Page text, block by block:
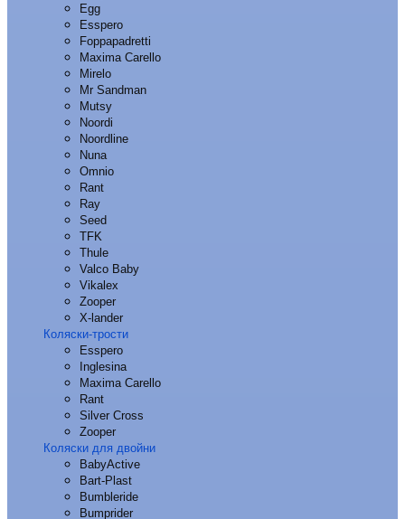
Egg
Esspero
Foppapadretti
Maxima Carello
Mirelo
Mr Sandman
Mutsy
Noordi
Noordline
Nuna
Omnio
Rant
Ray
Seed
TFK
Thule
Valco Baby
Vikalex
Zooper
X-lander
Коляски-трости
Esspero
Inglesina
Maxima Carello
Rant
Silver Cross
Zooper
Коляски для двойни
BabyActive
Bart-Plast
Bumbleride
Bumprider